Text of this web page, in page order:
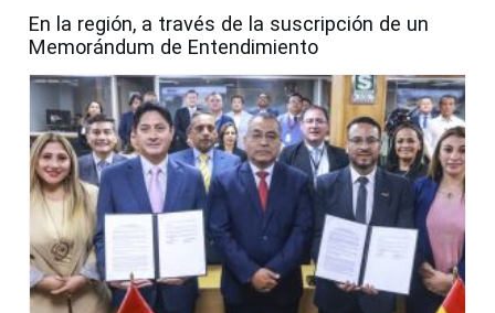
En la región, a través de la suscripción de un
Memorándum de Entendimiento